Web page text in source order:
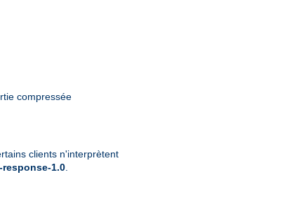
compressée
clients n'interprètent
response-1.0